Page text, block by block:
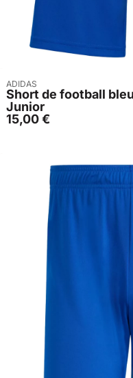
ADIDAS
Short de football
Junior
15,00€